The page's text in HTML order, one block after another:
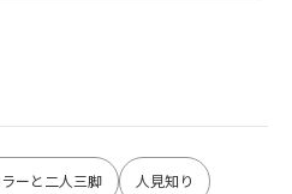
ーと二人三脚 人見知り